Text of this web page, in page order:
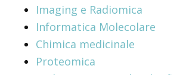
Imaging e Radiomica
Informatica Molecolare
Chimica medicinale
Proteomica